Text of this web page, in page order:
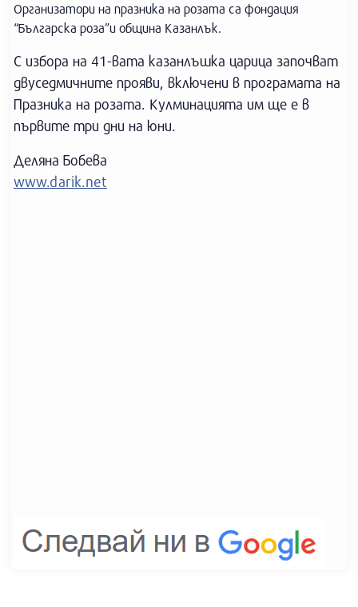
Организатори на празника на розата са фондация
“Българска роза”и община Казанлък.
С избора на 41-вата казанлъшка царица започват
двуседмичните прояви, включени в програмата на
Празника на розата. Кулминацията им ще е в
първите три дни на юни.
Деляна Бобева
www.darik.net